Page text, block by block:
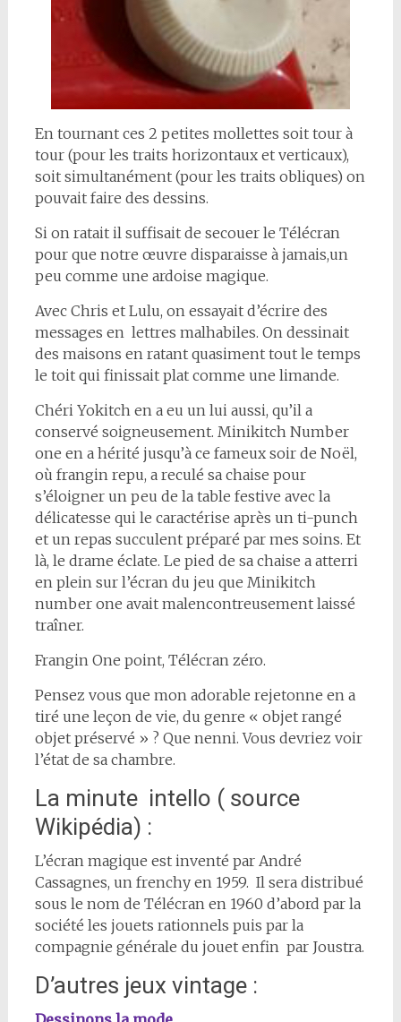
En tournant ces 2 petites mollettes soit tour à
tour (pour les traits horizontaux et verticaux),
soit simultanément (pour les traits obliques) on
pouvait faire des dessins.
Si on ratait il suffisait de secouer le Télécran
pour que notre œuvre disparaisse à jamais,un
peu comme une ardoise magique.
Avec Chris et Lulu, on essayait d’écrire des
messages en lettres malhabiles. On dessinait
des maisons en ratant quasiment tout le temps
le toit qui finissait plat comme une limande.
Chéri Yokitch en a eu un lui aussi, qu’il a
conservé soigneusement. Minikitch Number
one en a hérité jusqu’à ce fameux soir de Noël,
où frangin repu, a reculé sa chaise pour
s’éloigner un peu de la table festive avec la
délicatesse qui le caractérise après un ti-punch
et un repas succulent préparé par mes soins. Et
là, le drame éclate. Le pied de sa chaise a atterri
en plein sur l’écran du jeu que Minikitch
number one avait malencontreusement laissé
traîner.
Frangin One point, Télécran zéro.
Pensez vous que mon adorable rejetonne en a
tiré une leçon de vie, du genre « objet rangé
objet préservé » ? Que nenni. Vous devriez voir
l’état de sa chambre.
La minute intello ( source
Wikipédia) :
L’écran magique est inventé par André
Cassagnes, un frenchy en 1959. Il sera distribué
sous le nom de Télécran en 1960 d’abord par la
société les jouets rationnels puis par la
compagnie générale du jouet enfin par Joustra.
D’autres jeux vintage :